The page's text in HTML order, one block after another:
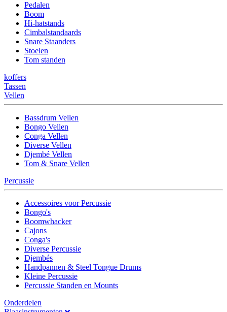
Pedalen
Boom
Hi-hatstands
Cimbalstandaards
Snare Staanders
Stoelen
Tom standen
koffers
Tassen
Vellen
Bassdrum Vellen
Bongo Vellen
Conga Vellen
Diverse Vellen
Djembé Vellen
Tom & Snare Vellen
Percussie
Accessoires voor Percussie
Bongo's
Boomwhacker
Cajons
Conga's
Diverse Percussie
Djembés
Handpannen & Steel Tongue Drums
Kleine Percussie
Percussie Standen en Mounts
Onderdelen